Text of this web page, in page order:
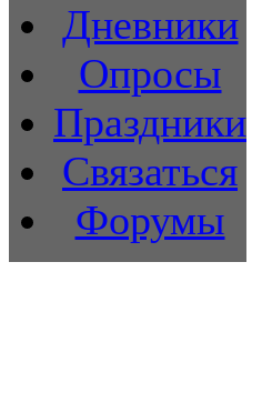
Дневники
Опросы
Праздники
Связаться
Форумы